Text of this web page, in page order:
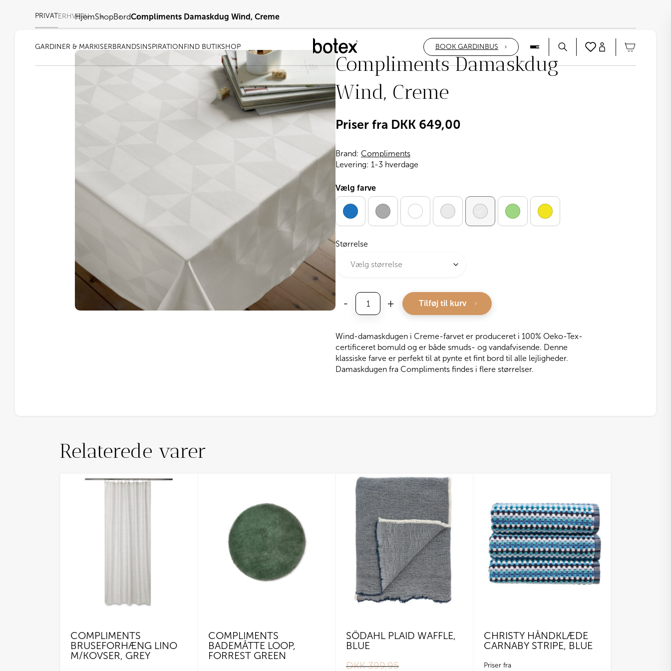
PRIVATERHVERV
GARDINER & MARKISER BRANDS INSPIRATION FIND BUTIKSHOP BOOK GARDINBUS
HjemShopBordCompliments Damaskdug Wind, Creme
Compliments Damaskdug
Wind, Creme
Priser fra DKK 649,00
Brand: Compliments
Levering: 1-3 hverdage
Wind-damaskdugen i Creme-farvet er produceret i 100% Oeko-Tex-
certificeret bomuld og er både smuds- og vandafvisende. Denne
klassiske farve er perfekt til at pynte et fint bord til alle lejligheder.
Damaskdugen fra Compliments findes i flere størrelser.
Vælg farve
Størrelse
-
Compliments
Damaskdug
antal
+ Tilføj til kurv
Relaterede varer
COMPLIMENTS
BRUSEFORHÆNG LINO
M/KOVSER, GREY
COMPLIMENTS
BADEMÅTTE LOOP,
FORREST GREEN
SÖDAHL PLAID WAFFLE,
BLUE
DKK399,95
Original
Current
CHRISTY HÅNDKLÆDE
CARNABY STRIPE, BLUE
Priser fra